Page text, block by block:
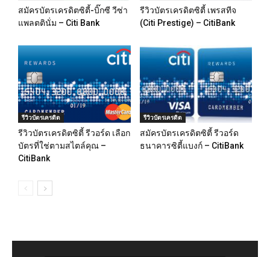
สมัครบัตรเครดิตซิตี้-บิ๊กซี วีซ่า
แพลตตินั่ม – Citi Bank
รีวิวบัตรเครดิตซิตี้ เพรสทีจ
(Citi Prestige) – CitiBank
รีวิวบัตรเครดิต
รีวิวบัตรเครดิตซิตี้ รีวอร์ด เลือก
บัตรที่ใช่ตามสไตล์คุณ –
CitiBank
รีวิวบัตรเครดิต
สมัครบัตรเครดิตซิตี้ รีวอร์ด
ธนาคารซิตี้แบงก์ – CitiBank